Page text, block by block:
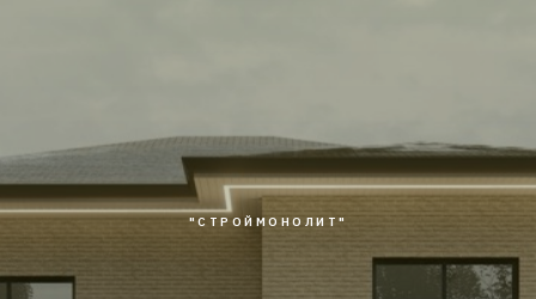
"СТРОЙМОНОЛИТ"